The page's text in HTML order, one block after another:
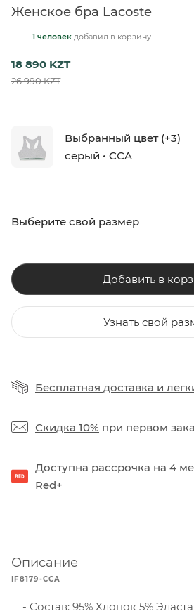
Женское бра Lacoste
1 человек добавил в корзину
18 890 KZT
26 990 KZT
Выбранный цвет (+3)
серый • CCA
Выберите свой размер
Добавить в
Узнать свой
Бесплатная доставка и
Скидка 10% при первом
Доступна рассрочка на 4
Red+
Описание
IF8179-CCA
Состав: 95% Хлопок 5%